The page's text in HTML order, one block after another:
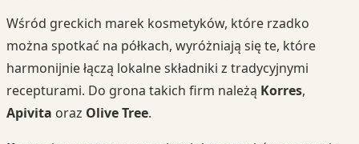
Wśród greckich marek kosmetyków, które rzadko
można spotkać na półkach, wyróżniają się te, które
harmonijnie łączą lokalne składniki z tradycyjnymi
recepturami. Do grona takich firm należą Korres,
Apivita oraz Olive Tree.